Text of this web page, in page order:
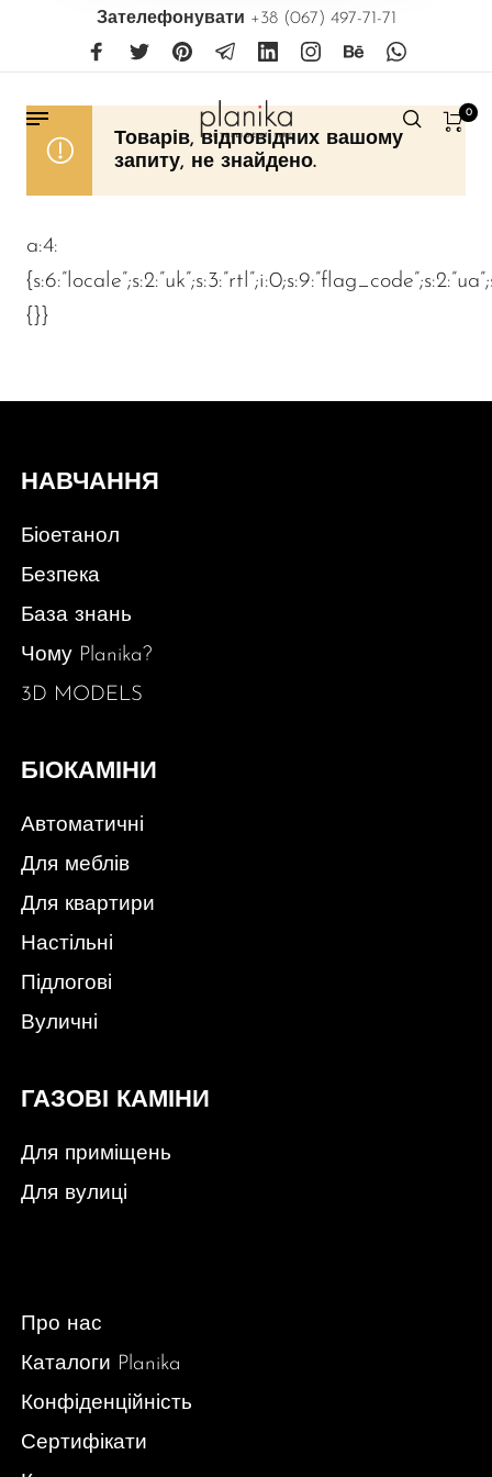
Зателефонувати +38 (067) 497-71-71
0
Товарів, відповідних вашому
запиту, не знайдено.
a:4:
{}}
НАВЧАННЯ
Біоетанол
Безпека
База знань
Чому Planika?
3D MODELS
БІОКАМІНИ
Автоматичні
Для меблів
Для квартири
Настільні
Підлогові
Вуличні
ГАЗОВІ КАМІНИ
Для приміщень
Для вулиці
Про нас
Каталоги Planika
Конфіденційність
Сертифікати